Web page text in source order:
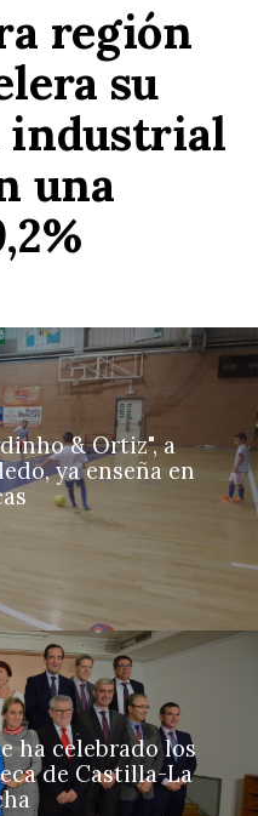
región
su
industrial
una
& Ortiz", a
ya enseña en
ha celebrado los
de Castilla-La